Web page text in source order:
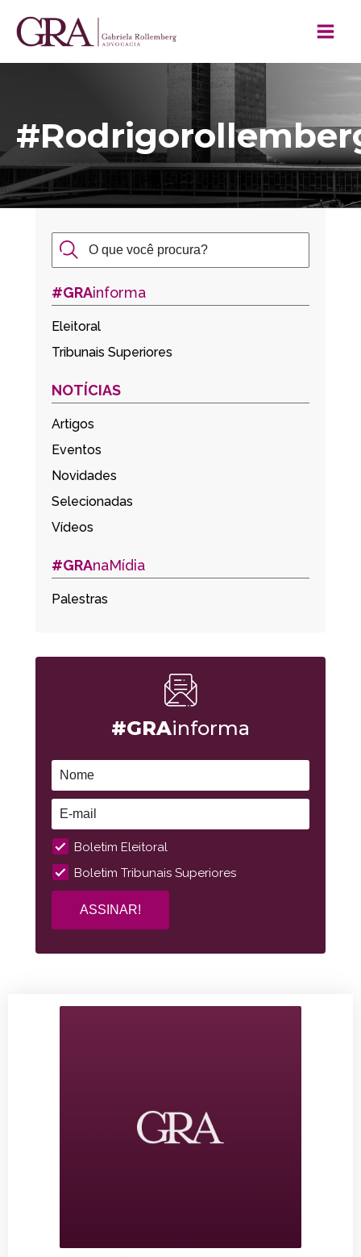
#GRAinforma
Eleitoral
Tribunais Superiores
NOTÍCIAS
Artigos
Eventos
Novidades
Selecionadas
Vídeos
#GRAnaMídia
Palestras
#GRAinforma
Boletim Eleitoral
Boletim Tribunais Superiores